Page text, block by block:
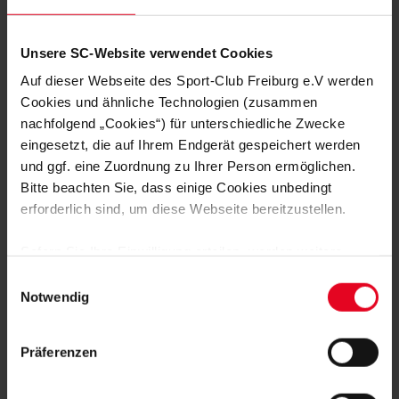
Unsere SC-Website verwendet Cookies
Auf dieser Webseite des Sport-Club Freiburg e.V werden
Cookies und ähnliche Technologien (zusammen
nachfolgend „Cookies“) für unterschiedliche Zwecke
eingesetzt, die auf Ihrem Endgerät gespeichert werden
und ggf. eine Zuordnung zu Ihrer Person ermöglichen.
Bitte beachten Sie, dass einige Cookies unbedingt
erforderlich sind, um diese Webseite bereitzustellen.
Daten von Ihnen (z.B. persönlichen Identifikatoren oder
IP-Adressen) verarbeitet werden. Durch Klicken auf den
Speicherung aller aufgeführten Cookies und der
Notwendig
Präferenzen
Männer 22.05.2026
FAN WERDEN:
MITGLIED WERDEN